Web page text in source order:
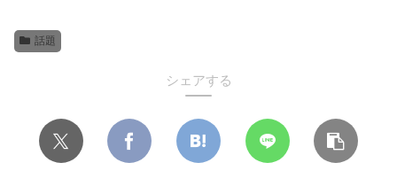
話題
シェアする